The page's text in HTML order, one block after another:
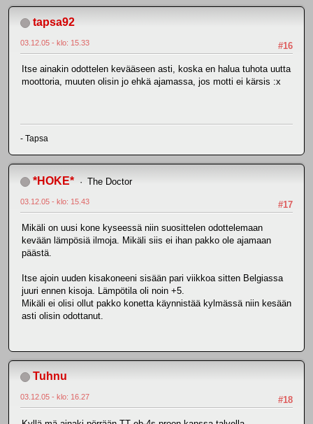
tapsa92
#16
03.12.05 - klo: 15.33
Itse ainakin odottelen kevääseen asti, koska en halua tuhota uutta
moottoria, muuten olisin jo ehkä ajamassa, jos motti ei kärsis :x
- Tapsa
*HOKE* The Doctor
#17
03.12.05 - klo: 15.43
Mikäli on uusi kone kyseessä niin suosittelen odottelemaan
kevään lämpösiä ilmoja. Mikäli siis ei ihan pakko ole ajamaan
päästä.
Itse ajoin uuden kisakoneeni sisään pari viikkoa sitten Belgiassa
juuri ennen kisoja. Lämpötila oli noin +5.
Mikäli ei olisi ollut pakko konetta käynnistää kylmässä niin kesään
asti olisin odottanut.
Tuhnu
#18
03.12.05 - klo: 16.27